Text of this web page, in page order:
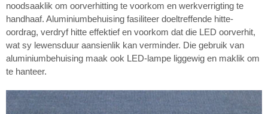
noodsaaklik om oorverhitting te voorkom en werkverrigting te
handhaaf. Aluminiumbehuising fasiliteer doeltreffende hitte-
oordrag, verdryf hitte effektief en voorkom dat die LED oorverhit,
wat sy lewensduur aansienlik kan verminder. Die gebruik van
aluminiumbehuising maak ook LED-lampe liggewig en maklik om
te hanteer.